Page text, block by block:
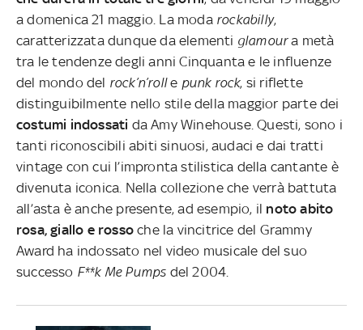
a domenica 21 maggio. La moda rockabilly,
caratterizzata dunque da elementi glamoura metà
tra le tendenze degli anni Cinquanta e le influenze
del mondo del rock’n’rolle punk rock, si riflette
distinguibilmente nello stile della maggior parte dei
costumi indossati da Amy Winehouse. Questi, sono i
tanti riconoscibili abiti sinuosi, audaci e dai tratti
vintage con cui l’impronta stilistica della cantante è
divenuta iconica. Nella collezione che verrà battuta
all’asta è anche presente, ad esempio, il noto abito
rosa, giallo e rosso che la vincitrice del Grammy
Award ha indossato nel video musicale del suo
successo F**k Me Pumps del 2004.